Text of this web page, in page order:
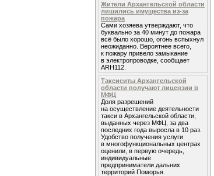
Жители Архангельской области
лишились имущества из-за
пожара
Сами хозяева утверждают, что
буквально за 40 минут до пожара
всё было хорошо, огонь вспыхнул
неожиданно. Вероятнее всего,
к пожару привело замыкание
в электропроводке, сообщает
ARH112.
Таксиситы Архангельской
области получают лицензии в
МФЦ
Доля разрешений
на осуществление деятельности
такси в Архангельской области,
выданных через МФЦ, за два
последних года выросла в 10 раз.
Удобство получения услуги
в многофункциональных центрах
оценили, в первую очередь,
индивидуальные
предприниматели дальних
территорий Поморья.